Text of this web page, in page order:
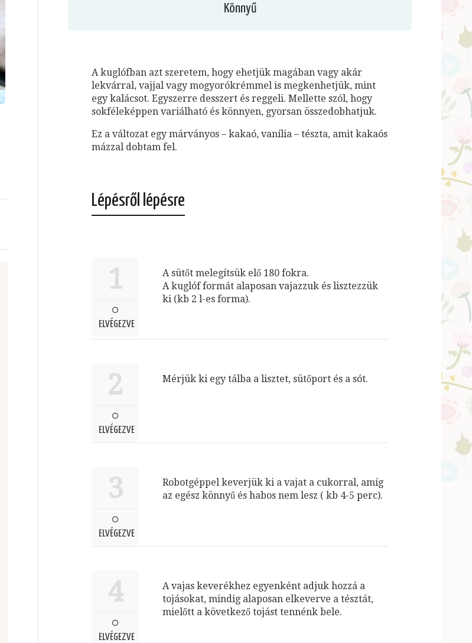
Könnyű
A kuglófban azt szeretem, hogy ehetjük magában vagy akár
lekvárral, vajjal vagy mogyorókrémmel is megkenhetjük, mint
egy kalácsot. Egyszerre desszert és reggeli. Mellette szól, hogy
sokféleképpen variálható és könnyen, gyorsan összedobhatjuk.
Ez a változat egy márványos – kakaó, vanília – tészta, amit kakaós
mázzal dobtam fel.
Lépésről lépésre
1
ELVÉGEZVE
A sütőt melegítsük elő 180 fokra.
A kuglóf formát alaposan vajazzuk és lisztezzük
ki (kb 2 l-es forma).
2
ELVÉGEZVE
Mérjük ki egy tálba a lisztet, sütőport és a sót.
3
ELVÉGEZVE
Robotgéppel keverjük ki a vajat a cukorral, amíg
az egész könnyű és habos nem lesz ( kb 4-5 perc).
4
ELVÉGEZVE
A vajas keverékhez egyenként adjuk hozzá a
tojásokat, mindig alaposan elkeverve a tésztát,
mielőtt a következő tojást tennénk bele.